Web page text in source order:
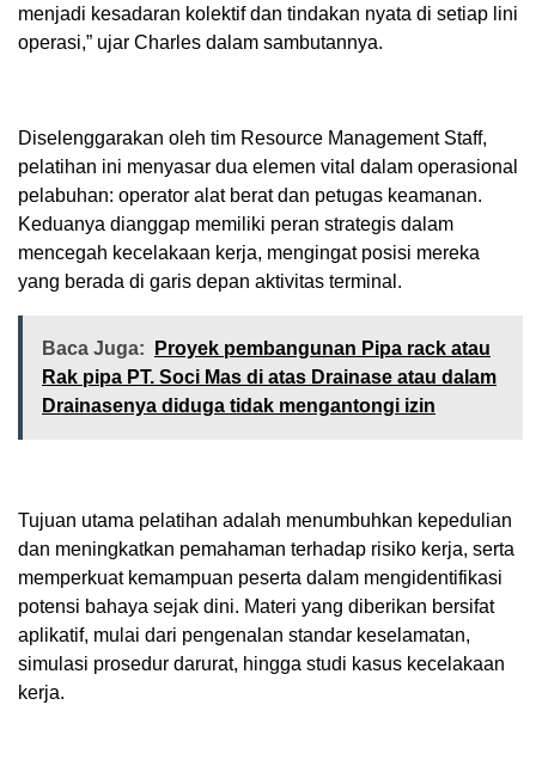
menjadi kesadaran kolektif dan tindakan nyata di setiap lini
operasi,” ujar Charles dalam sambutannya.
Diselenggarakan oleh tim Resource Management Staff,
pelatihan ini menyasar dua elemen vital dalam operasional
pelabuhan: operator alat berat dan petugas keamanan.
Keduanya dianggap memiliki peran strategis dalam
mencegah kecelakaan kerja, mengingat posisi mereka
yang berada di garis depan aktivitas terminal.
Baca Juga:
Proyek pembangunan Pipa rack atau
Rak pipa PT. Soci Mas di atas Drainase atau dalam
Drainasenya diduga tidak mengantongi izin
Tujuan utama pelatihan adalah menumbuhkan kepedulian
dan meningkatkan pemahaman terhadap risiko kerja, serta
memperkuat kemampuan peserta dalam mengidentifikasi
potensi bahaya sejak dini. Materi yang diberikan bersifat
aplikatif, mulai dari pengenalan standar keselamatan,
simulasi prosedur darurat, hingga studi kasus kecelakaan
kerja.